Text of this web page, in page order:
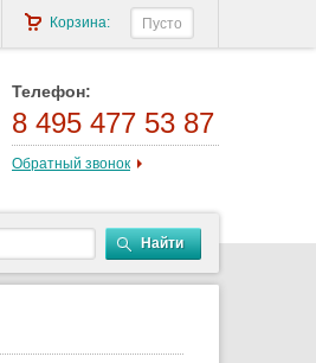
Телефон:
8 495 477 53 87
Обратный звонок
Найти
Корзина: Пусто